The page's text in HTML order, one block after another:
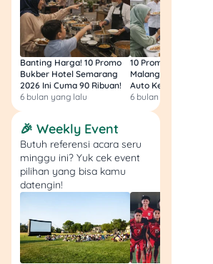
9. Fotokopi Surat
Keterangan Tidak
Mampu
Bagi yang nggak mampu
secara finansial, bisa
mengajukan Surat
Keterangan Tidak Mampu
dari kelurahan dan
kecamatan yang kemudian
Syarat pengajuan
Banting Harga! 10 Promo
Bukber Hotel Semarang
2026 Ini Cuma 90 Ribuan!
6 bulan yang lalu
10 Promo Bukber
Malang 2026: Start
Auto Kenyang!
6 bulan yang lalu
🎉 Weekly Event
Butuh referensi acara seru
minggu ini? Yuk cek event
pilihan yang bisa kamu
datengin!